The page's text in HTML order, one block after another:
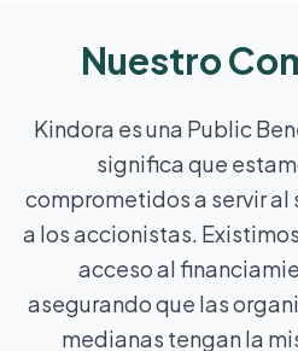
Nuestro
Kindora es una Public
significa que
comprometidos a servir
a los accionistas.
acceso al
asegurando que las
medianas tengan la